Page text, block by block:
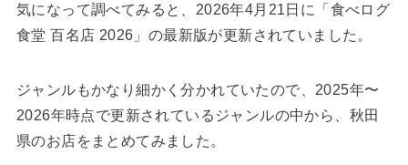
気になって調べてみると、2026年4月21日に「食べログ
食堂 百名店 2026」の最新版が更新されていました。
ジャンルもかなり細かく分かれていたので、2025年〜
2026年時点で更新されているジャンルの中から、秋田
県のお店をまとめてみました。